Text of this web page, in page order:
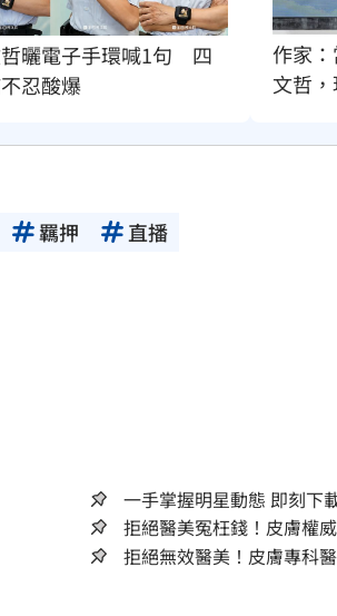
曬電子手環喊1句　四
忍酸爆
作家
文哲
羈押 直播
一手掌握明星
拒絕醫美冤枉錢！皮膚權
拒絕無效醫美！皮膚專科